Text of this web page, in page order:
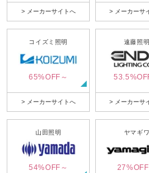
> メーカーサイトへ > メーカーサ
コイズミ照明
65%OFF～
> メーカーサイトへ
遠藤照明
> メーカーサ
山田照明
54%OFF～
ヤマギワ
27%OFF